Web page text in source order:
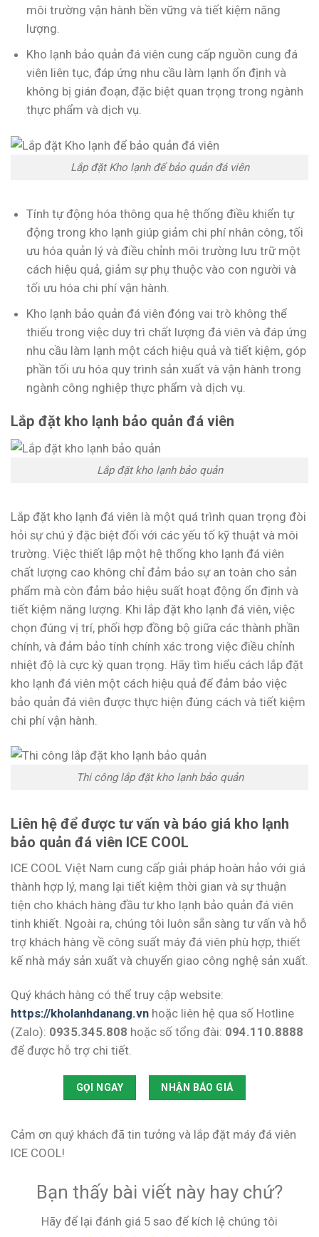
môi trường vận hành bền vững và tiết kiệm năng
lượng.
Kho lạnh bảo quản đá viên cung cấp nguồn cung đá
viên liên tục, đáp ứng nhu cầu làm lạnh ổn định và
không bị gián đoạn, đặc biệt quan trọng trong ngành
thực phẩm và dịch vụ.
Lắp đặt Kho lạnh để bảo quản đá viên
Tính tự động hóa thông qua hệ thống điều khiển tự
động trong kho lạnh giúp giảm chi phí nhân công, tối
ưu hóa quản lý và điều chỉnh môi trường lưu trữ một
cách hiệu quả, giảm sự phụ thuộc vào con người và
tối ưu hóa chi phí vận hành.
Kho lạnh bảo quản đá viên đóng vai trò không thể
thiếu trong việc duy trì chất lượng đá viên và đáp ứng
nhu cầu làm lạnh một cách hiệu quả và tiết kiệm, góp
phần tối ưu hóa quy trình sản xuất và vận hành trong
ngành công nghiệp thực phẩm và dịch vụ.
Lắp đặt kho lạnh bảo quản đá viên
Lắp đặt kho lạnh bảo quản
Lắp đặt kho lạnh đá viên là một quá trình quan trọng đòi
hỏi sự chú ý đặc biệt đối với các yếu tố kỹ thuật và môi
trường. Việc thiết lập một hệ thống kho lạnh đá viên
chất lượng cao không chỉ đảm bảo sự an toàn cho sản
phẩm mà còn đảm bảo hiệu suất hoạt động ổn định và
tiết kiệm năng lượng. Khi lắp đặt kho lạnh đá viên, việc
chọn đúng vị trí, phối hợp đồng bộ giữa các thành phần
chính, và đảm bảo tính chính xác trong việc điều chỉnh
nhiệt độ là cực kỳ quan trọng. Hãy tìm hiểu cách lắp đặt
kho lạnh đá viên một cách hiệu quả để đảm bảo việc
bảo quản đá viên được thực hiện đúng cách và tiết kiệm
chi phí vận hành.
Thi công lắp đặt kho lạnh bảo quản
Liên hệ để được tư vấn và báo giá kho lạnh
bảo quản đá viên ICE COOL
ICE COOL Việt Nam cung cấp giải pháp hoàn hảo với giá
thành hợp lý, mang lại tiết kiệm thời gian và sự thuận
tiện cho khách hàng đầu tư kho lạnh bảo quản đá viên
tinh khiết. Ngoài ra, chúng tôi luôn sẵn sàng tư vấn và hỗ
trợ khách hàng về công suất máy đá viên phù hợp, thiết
kế nhà máy sản xuất và chuyển giao công nghệ sản xuất.
Quý khách hàng có thể truy cập website:
https://kholanhdanang.vn hoặc liên hệ qua số Hotline
(Zalo): 0935.345.808 hoặc số tổng đài: 094.110.8888
để được hỗ trợ chi tiết.
GỌI NGAY NHẬN BÁO GIÁ
Cảm ơn quý khách đã tin tưởng và lắp đặt máy đá viên
ICE COOL!
Bạn thấy bài viết này hay chứ?
Hãy để lại đánh giá 5 sao để kích lệ chúng tôi